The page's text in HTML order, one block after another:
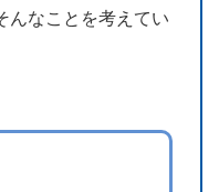
んなことを考えてい